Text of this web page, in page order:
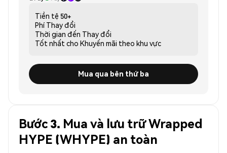
Tiền tệ 50+
Phí Thay đổi
Thời gian đến Thay đổi
Tốt nhất cho Khuyến mãi theo khu vực
Mua qua bên thứ ba
Bước 3. Mua và lưu trữ Wrapped
HYPE (WHYPE) an toàn